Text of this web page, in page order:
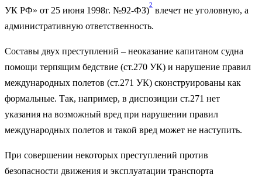
УК РФ» от 25 июня 1998г. №92-ФЗ)
2
влечет не уголовную, а
административную ответственность.
Составы двух преступлений – неоказание капитаном судна
помощи терпящим бедствие (ст.270 УК) и нарушение правил
международных полетов (ст.271 УК) сконструированы как
формальные. Так, например, в диспозиции ст.271 нет
указания на возможный вред при нарушении правил
международных полетов и такой вред может не наступить.
При совершении некоторых преступлений против
безопасности движения и эксплуатации транспорта